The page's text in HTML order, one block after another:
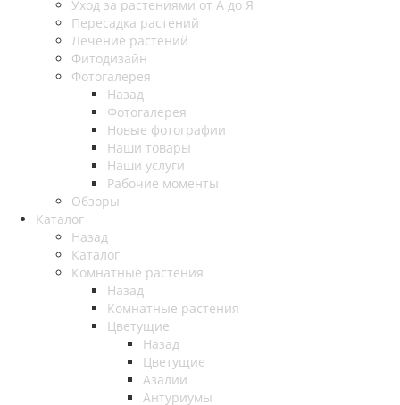
Уход за растениями от А до Я
Пересадка растений
Лечение растений
Фитодизайн
Фотогалерея
Назад
Фотогалерея
Новые фотографии
Наши товары
Наши услуги
Рабочие моменты
Обзоры
Каталог
Назад
Каталог
Комнатные растения
Назад
Комнатные растения
Цветущие
Назад
Цветущие
Азалии
Антуриумы